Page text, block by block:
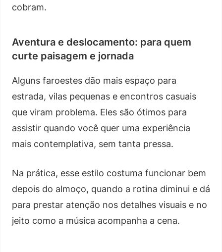
cobram.
Aventura e deslocamento: para quem
curte paisagem e jornada
Alguns faroestes dão mais espaço para
estrada, vilas pequenas e encontros casuais
que viram problema. Eles são ótimos para
assistir quando você quer uma experiência
mais contemplativa, sem tanta pressa.
Na prática, esse estilo costuma funcionar bem
depois do almoço, quando a rotina diminui e dá
para prestar atenção nos detalhes visuais e no
jeito como a música acompanha a cena.